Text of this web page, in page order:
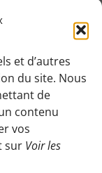
et d’autres
du site. Nous
de
contenu
vos
sur Voir les
à deux
de votre part
nous votre